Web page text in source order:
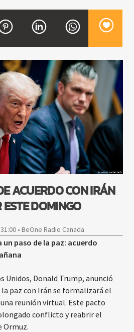
DJ MIX
ACUERDO CON IRÁN
DOMINGO
• BeOne Radio Canada
un paso de la paz: acuerdo
Unidos, Donald Trump, anunció
la paz con Irán se formalizará el
reunión virtual. Este pacto
conflicto y reabrir el
Ormuz.